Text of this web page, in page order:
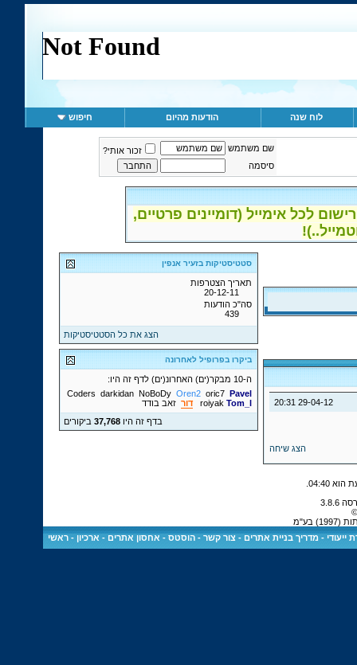
לוח שנה הודעות מהיום חיפוש
שם משתמש
זכור אותי?
סיסמה
לכל אימייל (דומיינים פרטיים,
29-04-12
20:31
הצג שיחה
סטטיסטיקות בזעיר אנפין
תאריך הצטרפות
20-12-11
סה"כ הודעות
439
הצג את כל הסטטיסטיקות
ביקרו בפרופיל לאחרונה
ה-10 מבקר(ים) האחרונ(ים) לדף זה היו:
Coders darkidan NoBoDy Oren2 oric7 Pavel
roiyak Tom_l דור זאב בודד
בדף זה היו37,768 ביקורים
04:40
בע"מ
ייעודי -מדריך בניית אתרים -צור קשר -הוסטס - אחסון אתרים - ארכיון -ראשי